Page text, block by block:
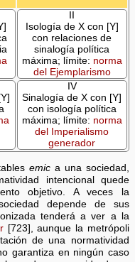
Isología de X con [Y]
con relaciones de
sinalogía política
máxima; límite: norma
del Ejemplarismo
IV
Sinalogía de X con [Y]
con isología política
máxima; límite: norma
del Imperialismo
generador
emic a una sociedad,
intencional quede
objetivo. A veces la
depende de sus
tenderá a ver a la
[723], aunque la metrópoli
de una normatividad
garantiza en ningún caso